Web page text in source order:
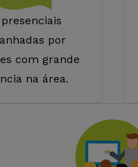
por
com grande
na área.